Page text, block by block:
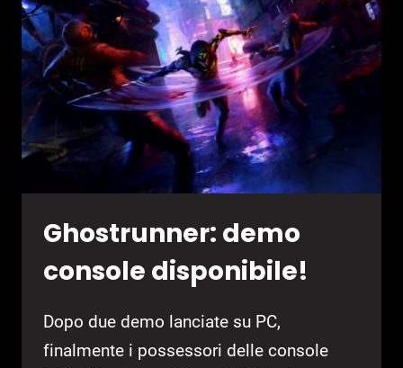
GHOSTRUNNER
Ghostrunner: demo
console disponibile!
Dopo due demo lanciate su PC,
finalmente i possessori delle console